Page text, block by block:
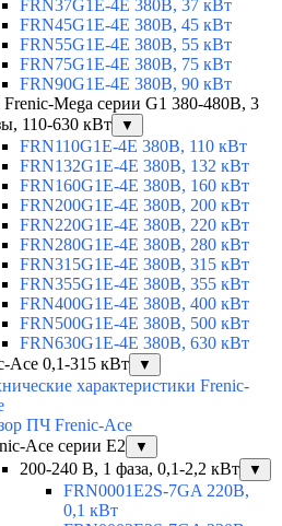
FRN37G1E-4E 380В, 37 кВт
FRN45G1E-4E 380В, 45 кВт
FRN55G1E-4E 380В, 55 кВт
FRN75G1E-4E 380В, 75 кВт
FRN90G1E-4E 380В, 90 кВт
Mega серии G1 380-480В, 3
110-630 кВт
▼
FRN110G1E-4E 380В, 110 кВт
FRN132G1E-4E 380В, 132 кВт
FRN160G1E-4E 380В, 160 кВт
FRN200G1E-4E 380В, 200 кВт
FRN220G1E-4E 380В, 220 кВт
FRN280G1E-4E 380В, 280 кВт
FRN315G1E-4E 380В, 315 кВт
FRN355G1E-4E 380В, 355 кВт
FRN400G1E-4E 380В, 400 кВт
FRN500G1E-4E 380В, 500 кВт
FRN630G1E-4E 380В, 630 кВт
Ace 0,1-315 кВт
▼
характеристики Frenic-
ПЧ Frenic-Ace
Ace серии E2
▼
200-240 В, 1 фаза, 0,1-2,2 кВт ▼
FRN0001E2S-7GA 220В,
0,1 кВт